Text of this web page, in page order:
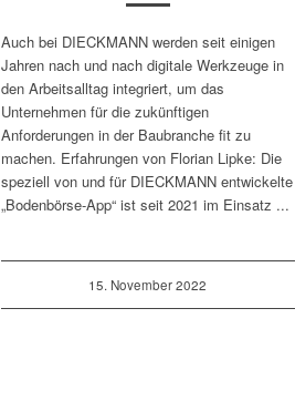
Auch bei DIECKMANN werden seit einigen
Jahren nach und nach digitale Werkzeuge in
den Arbeitsalltag integriert, um das
Unternehmen für die zukünftigen
Anforderungen in der Baubranche fit zu
machen. Erfahrungen von Florian Lipke: Die
speziell von und für DIECKMANN entwickelte
„Bodenbörse-App“ ist seit 2021 im Einsatz ...
15. November 2022